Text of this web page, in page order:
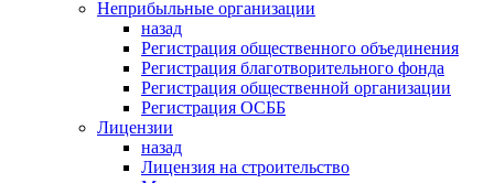
Неприбыльные организации
назад
Регистрация общественного объединения
Регистрация благотворительного фонда
Регистрация общественной организации
Регистрация ОСББ
Лицензии
назад
Лицензия на строительство